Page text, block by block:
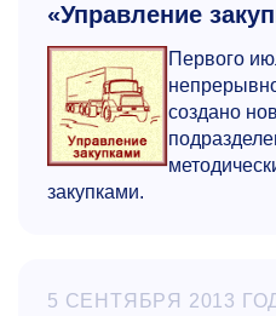
«Управление
Первого
создано
закупками.
5 СЕНТЯБРЯ 2013